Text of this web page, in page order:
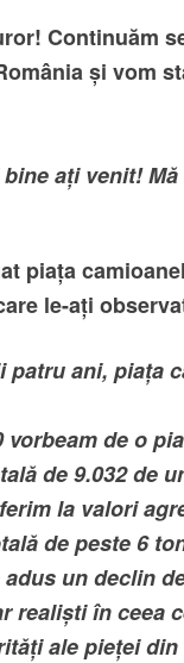
Continuăm
și vom
ați venit!
piața
le-ați
patru ani, piața
vorbeam de o
de 9.032 de
la valori
de peste 6
adus un declin
realiști în ceea
ale pieței